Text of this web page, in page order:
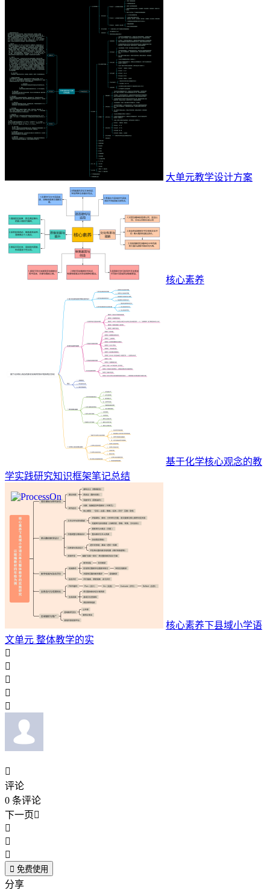
大单元教学设计方案
核心素养
基于化学核心观念的教
学实践研究知识框架笔记总结
核心素养下县域小学语
文单元 整体教学的实






评论
0 条评论
下一页



 免费使用
分享